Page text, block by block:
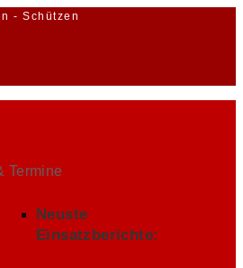
- Schützen
Termine
Neuste
Einsatzberichte: